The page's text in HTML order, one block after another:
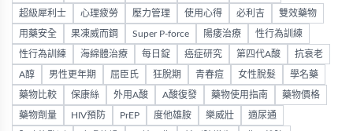
超級犀利士 心理疲勞 壓力管理 使用心得 必利吉 雙效藥物
用藥安全 果凍威而鋼 Super P-force 陽痿治療 性行為訓練
性行為訓練 海綿體治療 每日錠 癌症研究 第四代A酸 抗衰老
A醇 男性更年期 屈臣氏 狂脫期 青春痘 女性脫髮 學名藥
藥物比較 保康絲 外用A酸 A酸復發 藥物使用指南 藥物價格
藥物劑量 HIV預防 PrEP 度他雄胺 樂威壯 適尿通